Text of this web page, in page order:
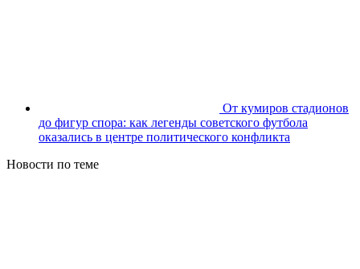
От кумиров стадионов
до фигур спора: как легенды советского футбола
оказались в центре политического конфликта
Новости по теме